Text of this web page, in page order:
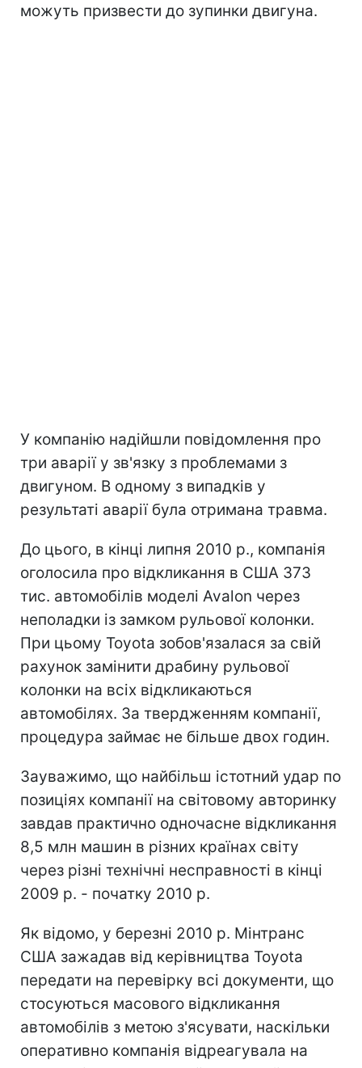
можуть призвести до зупинки двигуна.
У компанію надійшли повідомлення про
три аварії у зв'язку з проблемами з
двигуном. В одному з випадків у
результаті аварії була отримана травма.
До цього, в кінці липня 2010 р., компанія
оголосила про відкликання в США 373
тис. автомобілів моделі Avalon через
неполадки із замком рульової колонки.
При цьому Toyota зобов'язалася за свій
рахунок замінити драбину рульової
колонки на всіх відкликаються
автомобілях. За твердженням компанії,
процедура займає не більше двох годин.
Зауважимо, що найбільш істотний удар по
позиціях компанії на світовому авторинку
завдав практично одночасне відкликання
8,5 млн машин в різних країнах світу
через різні технічні несправності в кінці
2009 р. - початку 2010 р.
Як відомо, у березні 2010 р. Мінтранс
США зажадав від керівництва Toyota
передати на перевірку всі документи, що
стосуються масового відкликання
автомобілів з метою з'ясувати, наскільки
оперативно компанія відреагувала на